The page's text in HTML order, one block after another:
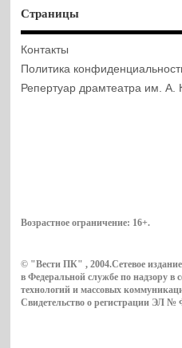
Страницы
Контакты
Политика
Репертуар драмтеатра им. А.
Возрастное ограничение: 16+.
© "Вести ПК" , 2004.Сетевое
в Федеральной службе по надзору в
технологий и массовых
Свидетельство о регистрации ЭЛ №